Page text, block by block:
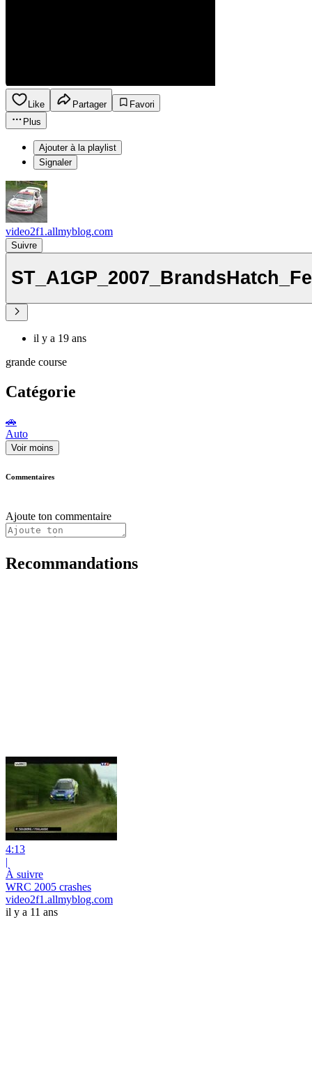
Like Partager
Favori
Plus
Ajouter à la playlist
Signaler
video2f1.allmyblog.com
Suivre
il y a 19 ans
grande course
Catégorie
🚗
Auto
Voir moins
Commentaires
Ajoute ton commentaire
Recommandations
4:13
|
À suivre
WRC 2005 crashes
video2f1.allmyblog.com
il y a 11 ans